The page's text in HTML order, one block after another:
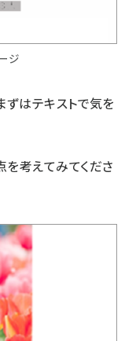
ジ
ずはテキストで気を
考えてみてくださ